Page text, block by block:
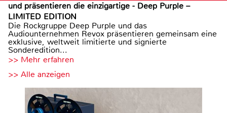
und präsentieren die einzigartige - Deep Purple –
LIMITED EDITION
Die Rockgruppe Deep Purple und das
Audiounternehmen Revox präsentieren gemeinsam eine
exklusive, weltweit limitierte und signierte
Sonderedition...
>> Mehr erfahren
>> Alle anzeigen